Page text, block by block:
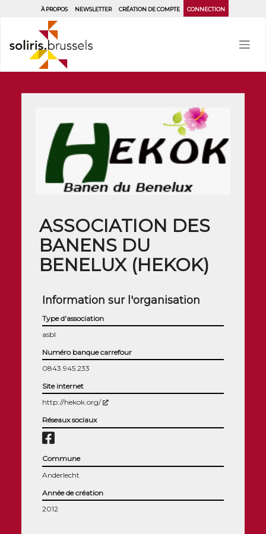
À PROPOS NEWSLETTER CRÉATION DE COMPTE CONNECTION
ASSOCIATION DES
BANENS DU
BENELUX (HEKOK)
Information sur l'organisation
Type d'association
asbl
Numéro banque carrefour
0843.945.233
Site internet
http://hekok.org/ (Nouvelle fenêtre)
Réseaux sociaux
Commune
Anderlecht
Année de création
2012